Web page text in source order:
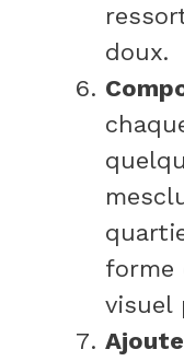
doux.
forme
visuel